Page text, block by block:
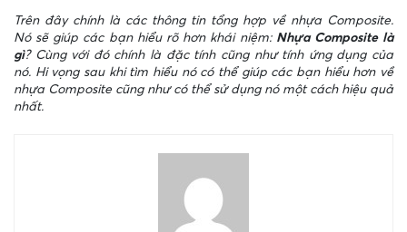
Trên đây chính là các thông tin tổng hợp về nhựa Composite.
Nó sẽ giúp các bạn hiểu rõ hơn khái niệm: Nhựa Composite là
gì? Cùng với đó chính là đặc tính cũng như tính ứng dụng của
nó. Hi vọng sau khi tìm hiểu nó có thể giúp các bạn hiểu hơn về
nhựa Composite cũng như có thể sử dụng nó một cách hiệu quả
nhất.